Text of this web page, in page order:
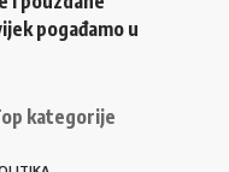
pogađamo u
kategorije